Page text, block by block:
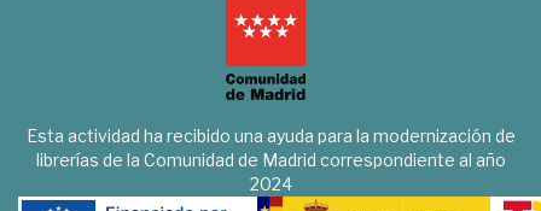
Esta actividad ha recibido una ayuda para la modernización de
librerías de la Comunidad de Madrid correspondiente al año
2024